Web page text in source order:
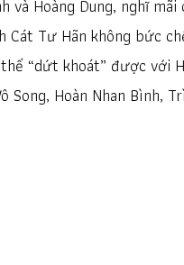
Hoàng Dung, nghĩ
Tư Hãn không bức
“dứt khoát” được với
Song, Hoàn Nhan Bình,